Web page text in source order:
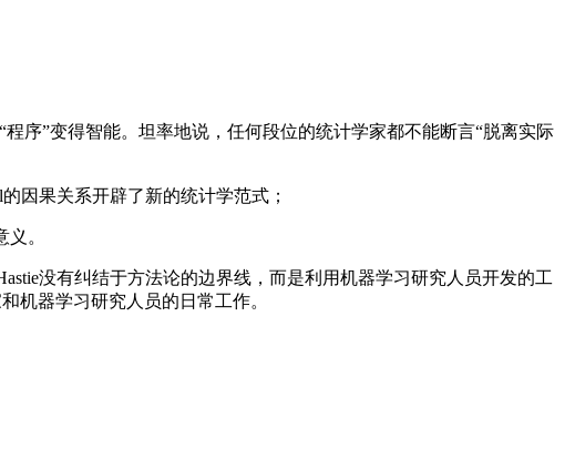
”变得智能。坦率地说，任何段位的统计学家都不能断言“脱离实际
因果关系开辟了新的统计学范式；
。
没有纠结于方法论的边界线，而是利用机器学习研究人员开发的工
机器学习研究人员的日常工作。